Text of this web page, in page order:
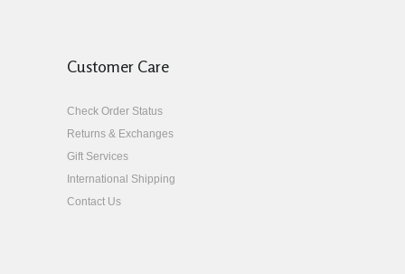
Customer Care
Check Order Status
Returns & Exchanges
Gift Services
International Shipping
Contact Us